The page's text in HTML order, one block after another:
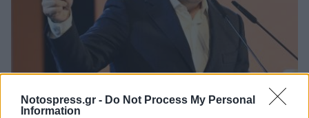
Notospress.gr - Do Not Process My Personal
Information
Πολιτική